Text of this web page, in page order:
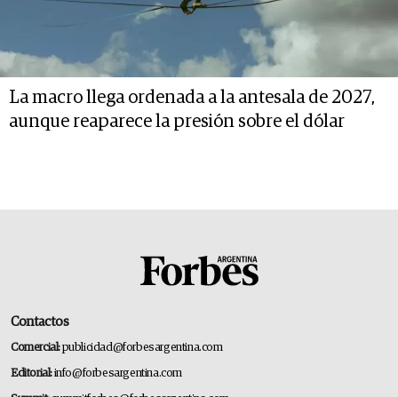
La macro llega ordenada a la antesala de 2027,
aunque reaparece la presión sobre el dólar
Contactos
Comercial:publicidad@forbesargentina.com
Editorial:info@forbesargentina.com